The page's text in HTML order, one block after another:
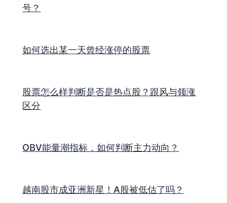
号？
如何选出某一天曾经涨停的股票
股票怎么样判断是否是热点股？跟风与领涨
区分
OBV能量潮指标，如何判断主力动向？
越南股市成亚洲新星！A股被低估了吗？